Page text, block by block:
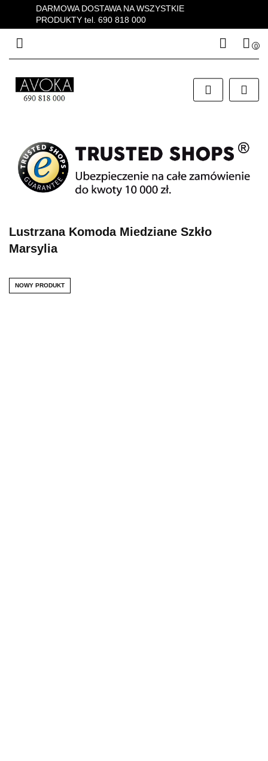
DARMOWA DOSTAWA NA WSZYSTKIE
PRODUKTY tel. 690 818 000
Zaloguj się
Zarejestruj się
0
Lustrzana Komoda Miedziane Szkło
Marsylia
NOWY PRODUKT